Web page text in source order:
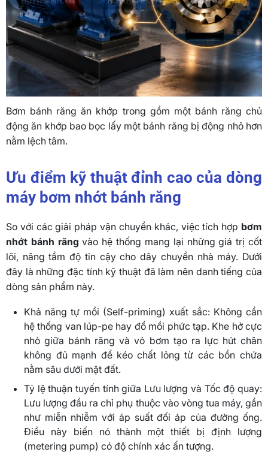
Bơm bánh răng ăn khớp trong gồm một bánh răng chủ
động ăn khớp bao bọc lấy một bánh răng bị động nhỏ hơn
nằm lệch tâm.
Ưu điểm kỹ thuật đỉnh cao của dòng
máy bơm nhớt bánh răng
So với các giải pháp vận chuyển khác, việc tích hợp bơm
nhớt bánh răng vào hệ thống mang lại những giá trị cốt
lõi, nâng tầm độ tin cậy cho dây chuyền nhà máy. Dưới
đây là những đặc tính kỹ thuật đã làm nên danh tiếng của
dòng sản phẩm này.
Khả năng tự mồi (Self-priming) xuất sắc: Không cần
hệ thống van lúp-pe hay đổ mồi phức tạp. Khe hở cực
nhỏ giữa bánh răng và vỏ bơm tạo ra lực hút chân
không đủ mạnh để kéo chất lỏng từ các bồn chứa
nằm sâu dưới mặt đất.
Tỷ lệ thuận tuyến tính giữa Lưu lượng và Tốc độ quay:
Lưu lượng đầu ra chỉ phụ thuộc vào vòng tua máy, gần
như miễn nhiễm với áp suất đối áp của đường ống.
Điều này biến nó thành một thiết bị định lượng
(metering pump) có độ chính xác ấn tượng.